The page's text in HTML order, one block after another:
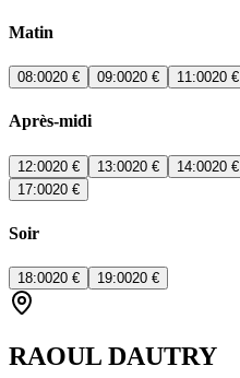
Matin
08:0020 € 09:0020 € 11:0020 €
Après-midi
12:0020 € 13:0020 € 14:0020 €
17:0020 €
Soir
18:0020 € 19:0020 €
RAOUL DAUTRY